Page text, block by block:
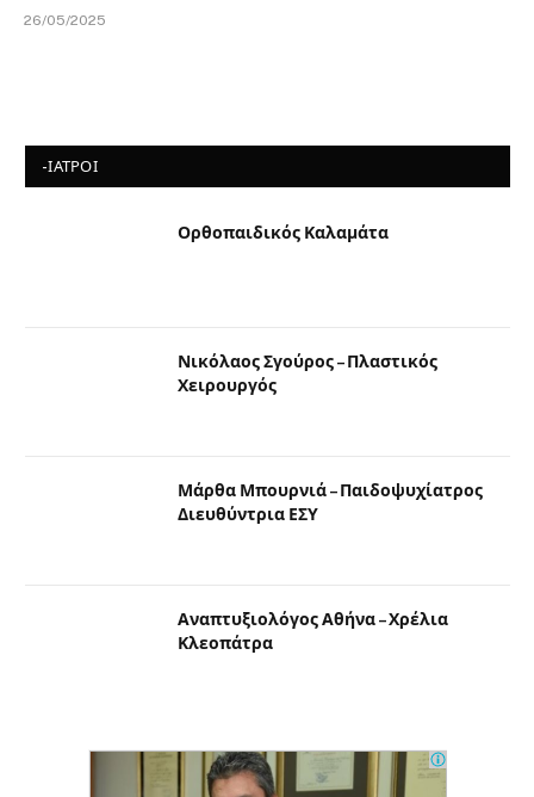
26/05/2025
-ΙΑΤΡΟΙ
Ορθοπαιδικός Καλαμάτα
Νικόλαος Σγούρος – Πλαστικός
Χειρουργός
Μάρθα Μπουρνιά – Παιδοψυχίατρος
Διευθύντρια ΕΣΥ
Αναπτυξιολόγος Αθήνα – Χρέλια
Κλεοπάτρα